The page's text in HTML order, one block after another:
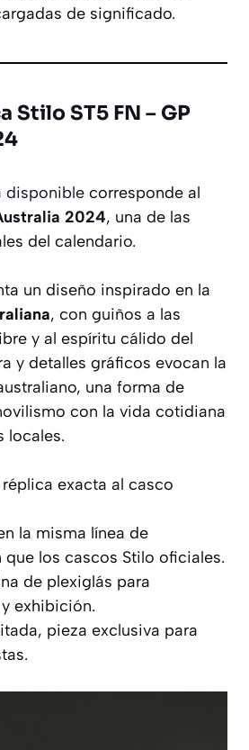
de significado.
Stilo ST5 FN – GP
disponible corresponde al
2024, una de las
del calendario.
un diseño inspirado en la
, con guiños a las
y al espíritu cálido del
y detalles gráficos evocan la
una forma de
con la vida cotidiana
locales.
réplica exacta al casco
la misma línea de
los cascos Stilo oficiales.
de plexiglás para
exhibición.
pieza exclusiva para